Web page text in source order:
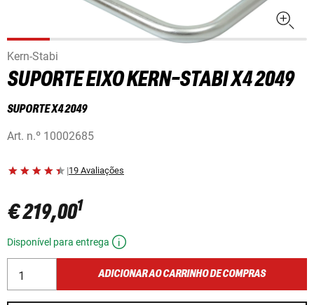
Kern-Stabi
SUPORTE EIXO KERN-STABI X4 2049
SUPORTE X4 2049
Art. n.º 10002685
|19 Avaliações
€ 219,001
Disponível para entrega
ADICIONAR AO CARRINHO DE COMPRAS